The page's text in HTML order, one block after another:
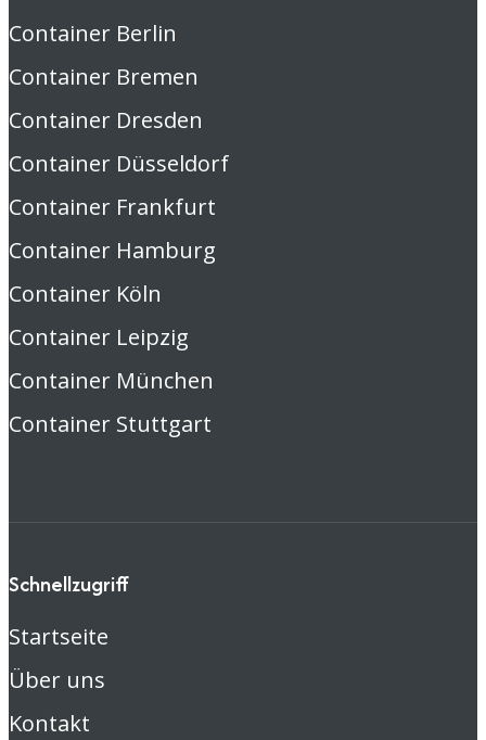
Container Berlin
Container Bremen
Container Dresden
Container Düsseldorf
Container Frankfurt
Container Hamburg
Container Köln
Container Leipzig
Container München
Container Stuttgart
Schnellzugriff
Startseite
Über uns
Kontakt